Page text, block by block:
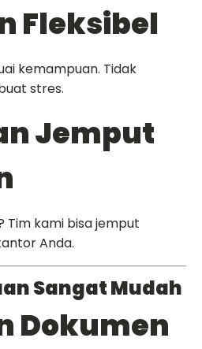
Fleksibel
kemampuan. Tidak
stres.
Jemput
Tim kami bisa jemput
Anda.
Sangat Mudah
Dokumen